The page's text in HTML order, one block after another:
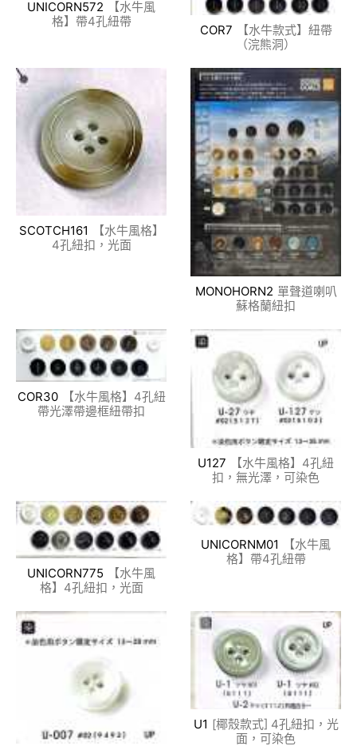
UNICORN572
【水牛風
格】帶4孔紐帶
COR7
【水牛款式】紐帶
（浣熊洞）
SCOTCH161
【水牛風格】
4孔紐扣，光面
MONOHORN2 單聲道喇叭
蘇格蘭紐扣
COR30
【水牛風格】4孔紐
帶光澤帶邊框紐帶扣
U127
【水牛風格】4孔紐
扣，無光澤，可染色
UNICORN775
【水牛風
格】4孔紐扣，光面
UNICORNM01
【水牛風
格】帶4孔紐帶
U1 [椰殼款式] 4孔紐扣，光
面，可染色